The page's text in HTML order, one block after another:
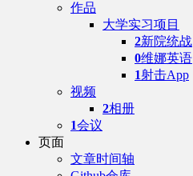
作品
大学实习项目
2新院统战
0维娜英语
1射击App
视频
2相册
1会议
页面
文章时间轴